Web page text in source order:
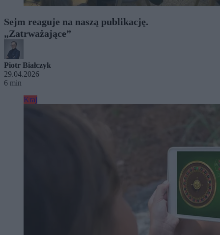
Sejm reaguje na naszą publikację.
„Zatrważające”
Piotr Białczyk
29.04.2026
6 min
Kraj